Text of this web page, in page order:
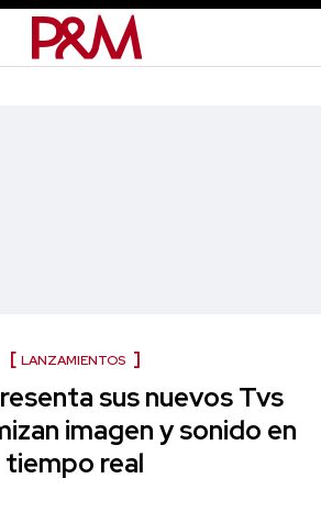
LANZAMIENTOS
sus nuevos Tvs
imagen y sonido en
tiempo real